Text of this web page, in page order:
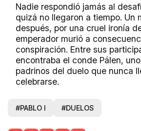
Nadie respondió jamás al
quizá no llegaron a tiempo. Un
después, por una cruel ironía
emperador murió a
conspiración. Entre sus
encontraba el conde Pálen,
padrinos del duelo que nunca
celebrarse.
#PABLO I #DUELOS